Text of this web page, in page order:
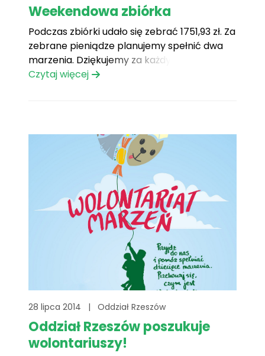
Weekendowa zbiórka
Podczas zbiórki udało się zebrać 1751,93 zł. Za
zebrane pieniądze planujemy spełnić dwa
marzenia. Dziękujemy za każdy wrzucony
pieniążek, za przygotowanie i organizację
obiektywie do swojej lustrzanki- z[...]
Czytaj więcej
28 lipca 2014 | Oddział Rzeszów
Oddział Rzeszów poszukuje
wolontariuszy!